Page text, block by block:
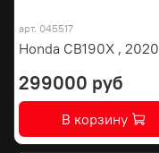
арт. 045517
Honda CB190X , 2020
299000 руб
В корзину